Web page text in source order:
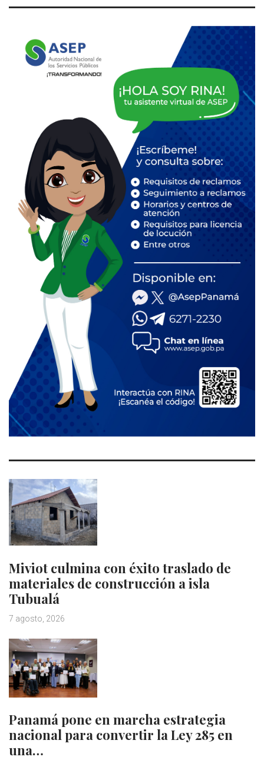
Miviot culmina con éxito traslado de
materiales de construcción a isla
Tubualá
7 agosto, 2026
Panamá pone en marcha estrategia
nacional para convertir la Ley 285 en
una…